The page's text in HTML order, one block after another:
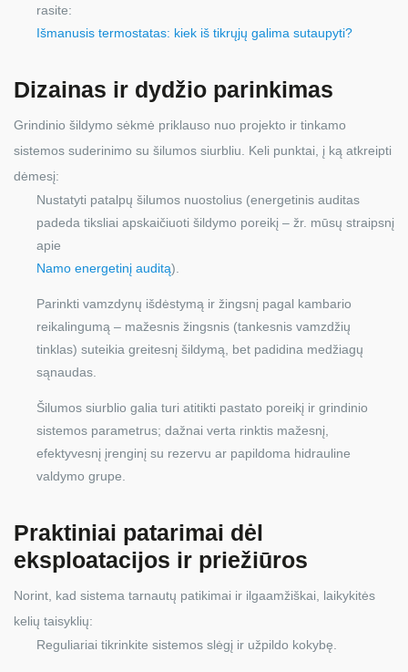
rasite:
Išmanusis termostatas: kiek iš tikrųjų galima sutaupyti?
Dizainas ir dydžio parinkimas
Grindinio šildymo sėkmė priklauso nuo projekto ir tinkamo
sistemos suderinimo su šilumos siurbliu. Keli punktai, į ką atkreipti
dėmesį:
Nustatyti patalpų šilumos nuostolius (energetinis auditas
padeda tiksliai apskaičiuoti šildymo poreikį – žr. mūsų straipsnį
apie
Namo energetinį auditą).
Parinkti vamzdynų išdėstymą ir žingsnį pagal kambario
reikalingumą – mažesnis žingsnis (tankesnis vamzdžių
tinklas) suteikia greitesnį šildymą, bet padidina medžiagų
sąnaudas.
Šilumos siurblio galia turi atitikti pastato poreikį ir grindinio
sistemos parametrus; dažnai verta rinktis mažesnį,
efektyvesnį įrenginį su rezervu ar papildoma hidrauline
valdymo grupe.
Praktiniai patarimai dėl
eksploatacijos ir priežiūros
Norint, kad sistema tarnautų patikimai ir ilgaamžiškai, laikykitės
kelių taisyklių:
Reguliariai tikrinkite sistemos slėgį ir užpildo kokybę.